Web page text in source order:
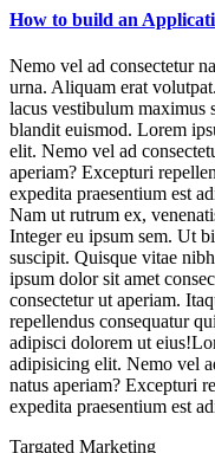
How to build an
Nemo vel ad consectetur
urna. Aliquam erat
lacus vestibulum maximus
blandit euismod. Lorem
elit. Nemo vel ad
aperiam? Excepturi
expedita praesentium est
Nam ut rutrum ex,
Integer eu ipsum sem. Ut
suscipit. Quisque vitae
ipsum dolor sit amet
consectetur ut aperiam.
repellendus consequatur
adipisci dolorem ut
adipisicing elit. Nemo vel
natus aperiam? Excepturi
expedita praesentium est
Targated Marketing